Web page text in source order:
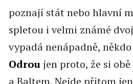
poznají stát nebo hlavní
spletou i velmi známé
vypadá nenápadně,
Odroujen proto, že si obě